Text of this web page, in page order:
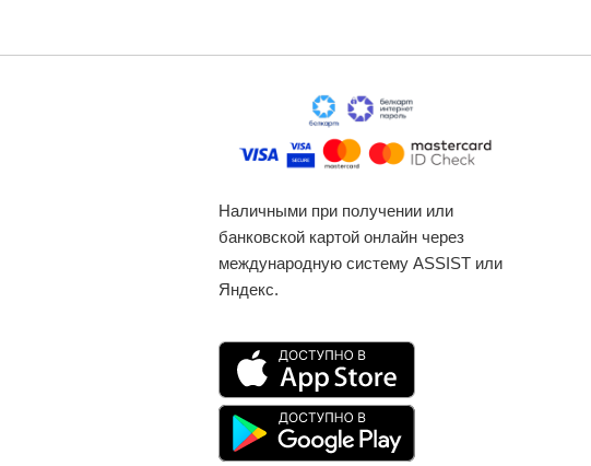
Наличными при получении или
банковской картой онлайн через
международную систему ASSIST или
Яндекс.